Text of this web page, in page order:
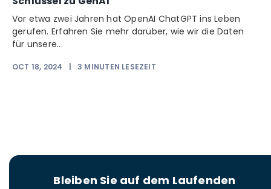
Vor etwa zwei Jahren hat OpenAI ChatGPT ins Leben
gerufen. Erfahren Sie mehr darüber, wie wir die Daten
für unsere...
OCT 18, 2024 |3 MINUTEN LESEZEIT
Bleiben Sie auf dem Laufenden